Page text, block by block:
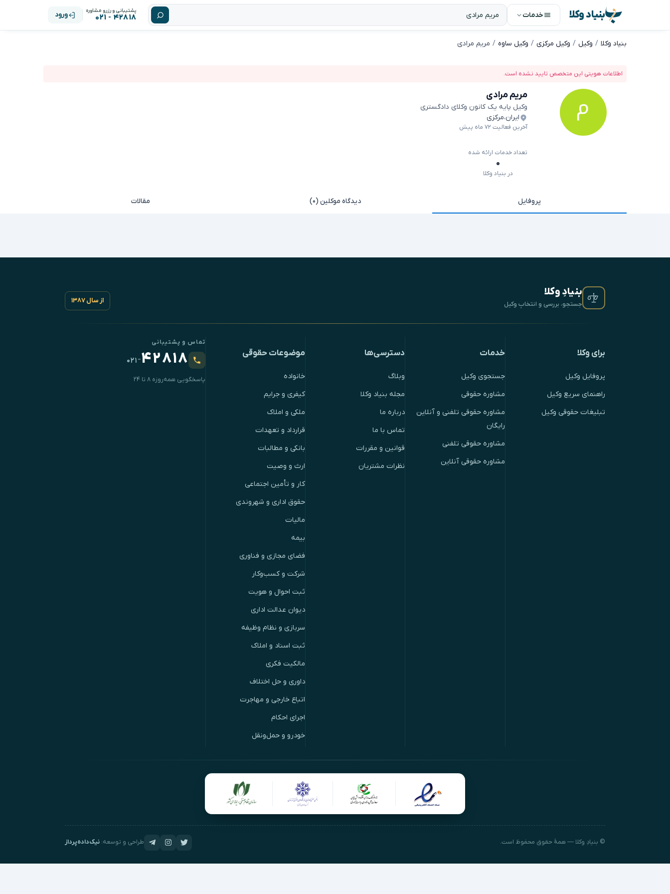
بنیاد وکلا خدمات پشتیبانی و رزرو مشاوره
۴۲۸۱۸ - ۰۲۱ ورود
بنیاد وکلا وکیل وکیل مرکزی وکیل ساوه مریم مرادی
اطلاعات هویتی این متخصص تایید نشده است.
مریم مرادی
وکیل پایه یک کانون وکلای دادگستری
ایران،مرکزی
آخرین فعالیت ۷۲ ماه پیش
تعداد خدمات ارائه شده
۰
در بنیاد وکلا
پروفایل دیدگاه موکلین (۰) مقالات
بنیادِ وکلا
جستجو، بررسی و انتخابِ وکیل از سال ۱۳۸۷
برای وکلا
پروفایل وکیل
راهنمای سریع وکیل
تبلیغات حقوقی وکیل
خدمات
جستجوی وکیل
مشاوره حقوقی
مشاوره حقوقی تلفنی و آنلاین
رایگان
مشاوره حقوقی تلفنی
مشاوره حقوقی آنلاین
دسترسی‌ها
وبلاگ
مجله بنیاد وکلا
درباره ما
تماس با ما
قوانین و مقررات
نظرات مشتریان
موضوعات حقوقی
خانواده
کیفری و جرایم
ملکی و املاک
قرارداد و تعهدات
بانکی و مطالبات
ارث و وصیت
کار و تأمین اجتماعی
حقوق اداری و شهروندی
مالیات
بیمه
فضای مجازی و فناوری
شرکت و کسب‌وکار
ثبت احوال و هویت
دیوان عدالت اداری
سربازی و نظام وظیفه
ثبت اسناد و املاک
مالکیت فکری
داوری و حل اختلاف
اتباع خارجی و مهاجرت
اجرای احکام
خودرو و حمل‌ونقل
تماس و پشتیبانی
۴۲۸۱۸-۰۲۱
پاسخگویی همه‌روزه ۸ تا ۲۴
© بنیادِ وکلا — همهٔ حقوق محفوظ است. طراحی و توسعه: نیک‌داده‌پرداز